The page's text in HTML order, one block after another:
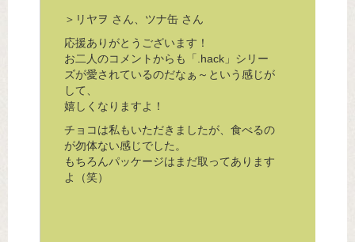
＞リヤヲ さん、ツナ缶 さん
応援ありがとうございます！
お二人のコメントからも「.hack」シリー
ズが愛されているのだなぁ～という感じが
して、
嬉しくなりますよ！
チョコは私もいただきましたが、食べるの
が勿体ない感じでした。
もちろんパッケージはまだ取ってあります
よ（笑）